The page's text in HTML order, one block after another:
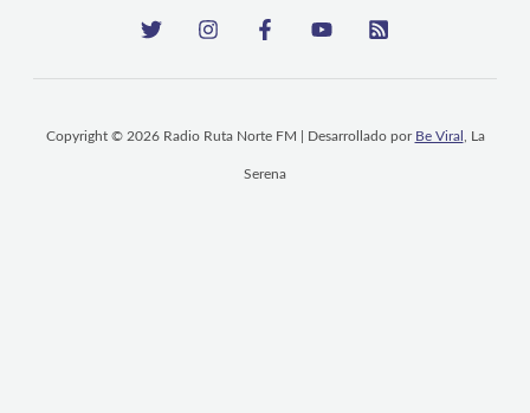
Copyright © 2026 Radio Ruta Norte FM | Desarrollado por Be Viral , La
Serena